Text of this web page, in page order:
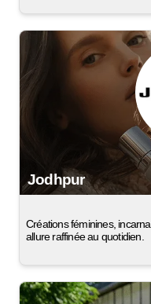
Jodhpur
Créations féminines,
allure raffinée au quotidien.